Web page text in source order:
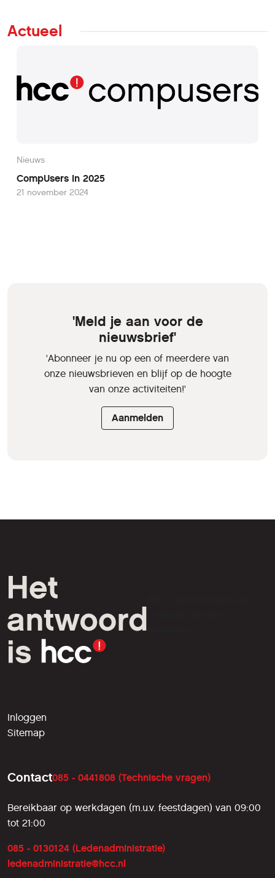
Actueel
Nieuws
CompUsers in 2025
21 november 2024
'Meld je aan voor de
nieuwsbrief'
'Abonneer je nu op een of meerdere van
onze nieuwsbrieven en blijf op de hoogte
van onze activiteiten!'
Aanmelden
liefhebbers.
Inloggen
Sitemap
Contact085 - 0441808 (Technische vragen)
Bereikbaar op werkdagen (m.u.v. feestdagen) van 09:00
tot 21:00
085 - 0130124 (Ledenadministratie)
ledenadministratie@hcc.nl